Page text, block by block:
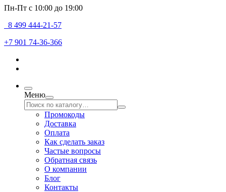
Пн-Пт с 10:00 до 19:00
8 499 444-21-57
+7 901 74-36-366
Меню
Промокоды
Доставка
Оплата
Как сделать заказ
Частые вопросы
Обратная связь
О компании
Блог
Контакты